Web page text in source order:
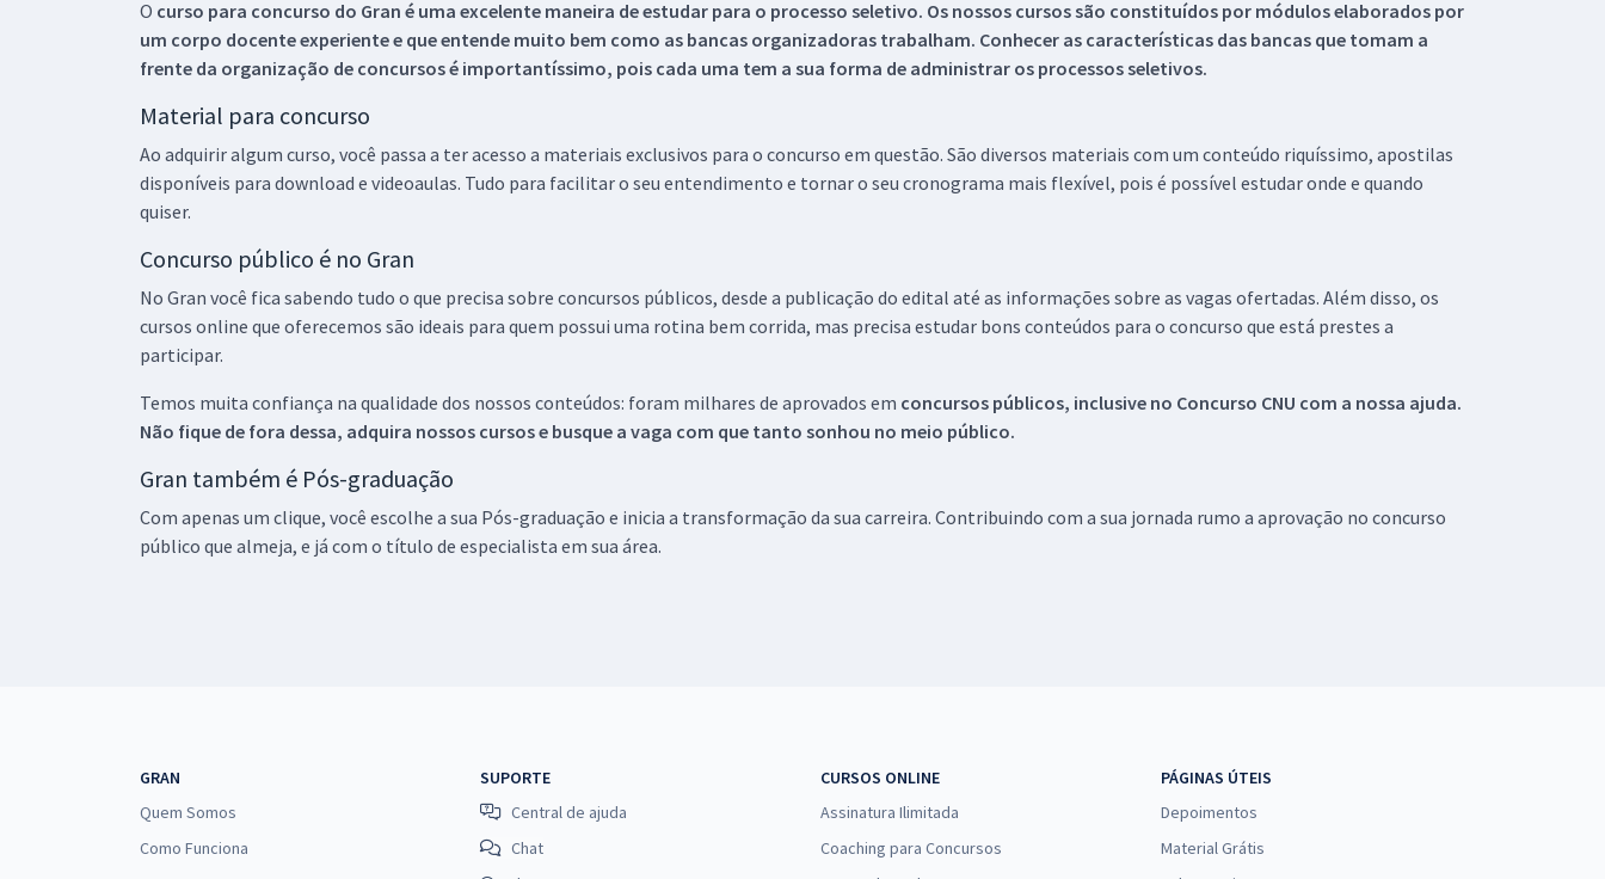
O curso para concurso do Gran é uma excelente maneira de estudar para o processo seletivo. Os nossos cursos são constituídos por módulos elaborados por
um corpo docente experiente e que entende muito bem como as bancas organizadoras trabalham. Conhecer as características das bancas que tomam a
frente da organização de concursos é importantíssimo, pois cada uma tem a sua forma de administrar os processos seletivos.
Material para concurso
Ao adquirir algum curso, você passa a ter acesso a materiais exclusivos para o concurso em questão. São diversos materiais com um conteúdo riquíssimo, apostilas
disponíveis para download e videoaulas. Tudo para facilitar o seu entendimento e tornar o seu cronograma mais flexível, pois é possível estudar onde e quando
quiser.
Concurso público é no Gran
No Gran você fica sabendo tudo o que precisa sobre concursos públicos, desde a publicação do edital até as informações sobre as vagas ofertadas. Além disso, os
cursos online que oferecemos são ideais para quem possui uma rotina bem corrida, mas precisa estudar bons conteúdos para o concurso que está prestes a
participar.
Temos muita confiança na qualidade dos nossos conteúdos: foram milhares de aprovados em concursos públicos, inclusive no Concurso CNU com a nossa ajuda.
Não fique de fora dessa, adquira nossos cursos e busque a vaga com que tanto sonhou no meio público.
Gran também é Pós-graduação
Com apenas um clique, você escolhe a sua Pós-graduação e inicia a transformação da sua carreira. Contribuindo com a sua jornada rumo a aprovação no concurso
público que almeja, e já com o título de especialista em sua área.
GRAN
Quem Somos
Como Funciona
SUPORTE
Central de ajuda
Chat
CURSOS ONLINE
Assinatura Ilimitada
Coaching para Concursos
PÁGINAS ÚTEIS
Depoimentos
Material Grátis